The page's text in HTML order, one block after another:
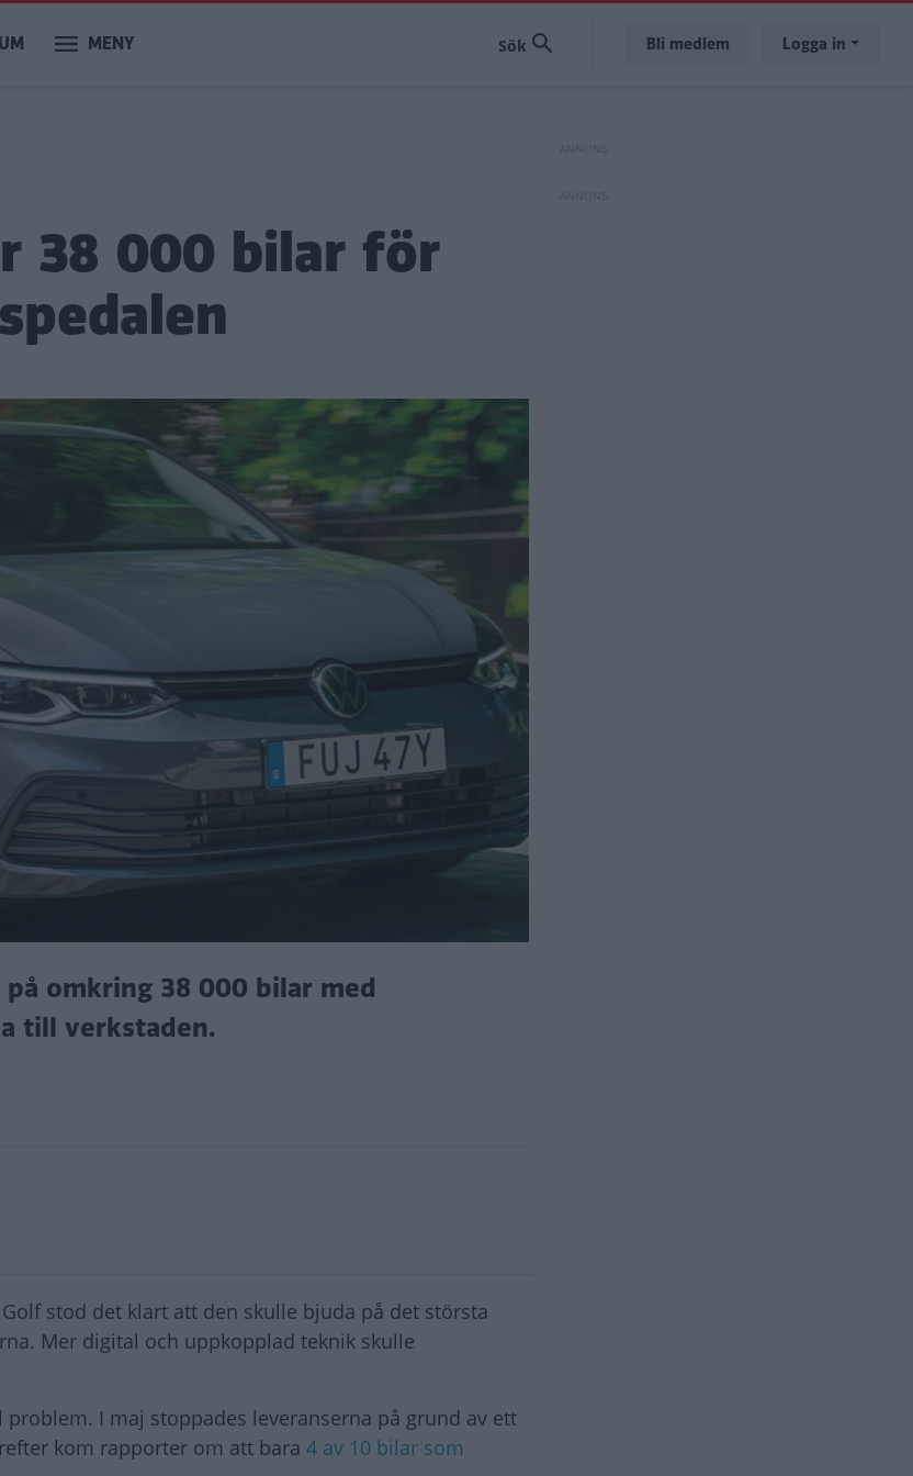
MENY Bli medlem Logga in
38 000 bilar för
omkring 38 000 bilar med
till verkstaden.
stod det klart att den skulle bjuda på det största
Mer digital och uppkopplad teknik skulle
I maj stoppades leveranserna på grund av ett
kom rapporter om att bara 4 av 10 bilar som